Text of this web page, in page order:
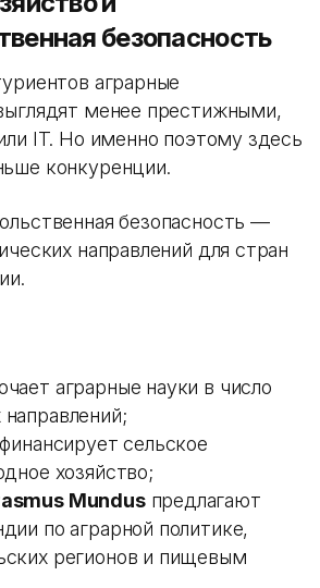
безопасность
аграрные
менее престижными,
IT. Но именно поэтому здесь
конкуренции.
безопасность —
направлений для стран
аграрные науки в число
финансирует сельское
хозяйство;
Mundusпредлагают
по аграрной политике,
регионов и пищевым